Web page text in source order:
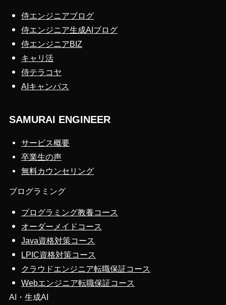
侍エンジニアブログ
侍エンジニア生成AIブログ
侍エンジニアBIZ
キャリ活
侍テラコヤ
AIキャンパス
SAMURAI ENGINEER
サービス概要
卒業生の声
無料カウンセリング
プログラミング
プログラミング教養コース
オーダーメイドコース
Java資格対策コース
LPIC資格対策コース
クラウドエンジニア転職保証コース
Webエンジニア転職保証コース
AI・生成AI